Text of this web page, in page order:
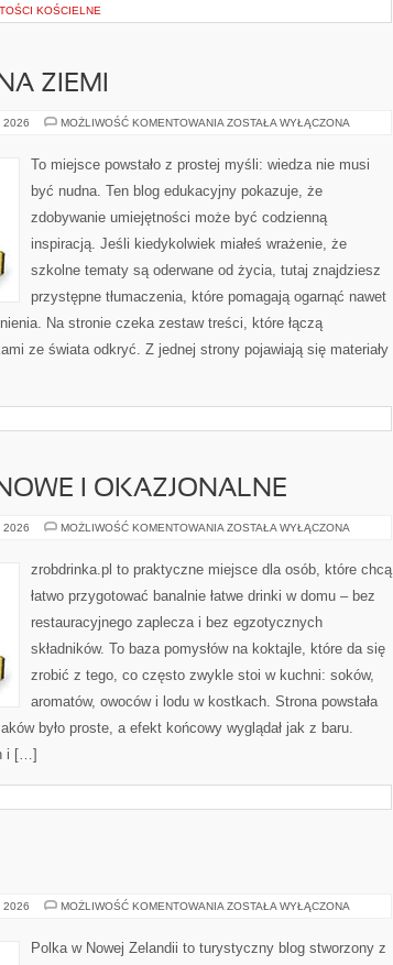
KOŚCIELNE
ZIEMI
2026 MOŻLIWOŚĆ KOMENTOWANIA HISTORIA
ZIEMI
ZOSTAŁA WYŁĄCZONA
To miejsce powstało z prostej myśli: wiedza nie musi
być nudna. Ten blog edukacyjny pokazuje, że
zdobywanie umiejętności może być codzienną
inspiracją. Jeśli kiedykolwiek miałeś wrażenie, że
szkolne tematy są oderwane od życia, tutaj znajdziesz
przystępne tłumaczenia, które pomagają ogarnąć nawet
Na stronie czeka zestaw treści, które łączą
ze świata odkryć. Z jednej strony pojawiają się materiały
I OKAZJONALNE
2026 MOŻLIWOŚĆ KOMENTOWANIA KOKTAJLE
OKAZJONALNE
ZOSTAŁA WYŁĄCZONA
zrobdrinka.pl to praktyczne miejsce dla osób, które chcą
łatwo przygotować banalnie łatwe drinki w domu – bez
restauracyjnego zaplecza i bez egzotycznych
składników. To baza pomysłów na koktajle, które da się
zrobić z tego, co często zwykle stoi w kuchni: soków,
aromatów, owoców i lodu w kostkach. Strona powstała
było proste, a efekt końcowy wyglądał jak z baru.
i […]
2026 MOŻLIWOŚĆ KOMENTOWANIA AUSTRALIA
ZOSTAŁA WYŁĄCZONA
Polka w Nowej Zelandii to turystyczny blog stworzony z